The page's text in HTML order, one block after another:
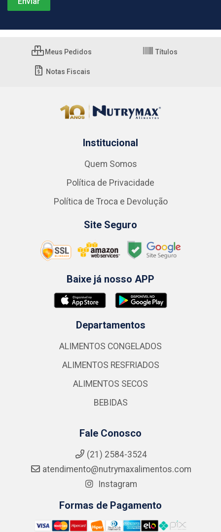
Meus Pedidos Títulos
Notas Fiscais
Institucional
Quem Somos
Política de Privacidade
Política de Troca e Devolução
Site Seguro
Baixe já nosso APP
Departamentos
ALIMENTOS CONGELADOS
ALIMENTOS RESFRIADOS
ALIMENTOS SECOS
BEBIDAS
Fale Conosco
(21) 2584-3524
atendimento@nutrymaxalimentos.com
Instagram
Formas de Pagamento